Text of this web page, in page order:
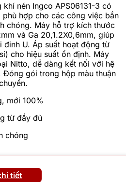
khí nén Ingco APS06131-3 có
phù hợp cho các công việc bắn
chóng. Máy hỗ trợ kích thước
và Ga 20,1.2X0,6mm, giúp
đinh U. Áp suất hoạt động từ
cho hiệu suất ổn định. Máy
Nitto, dễ dàng kết nối với hệ
Đóng gói trong hộp màu thuận
mới 100%
từ đầy đủ
chóng
tiết